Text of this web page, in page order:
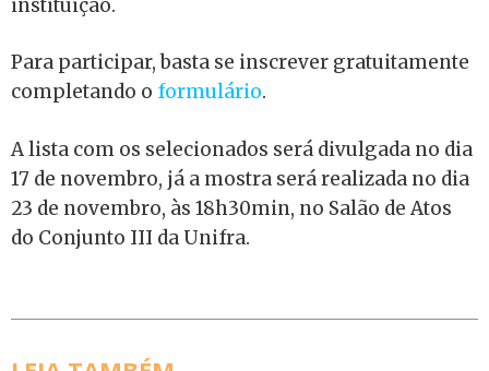
instituição.
Para participar, basta se inscrever gratuitamente
completando o formulário.
A lista com os selecionados será divulgada no dia
17 de novembro, já a mostra será realizada no dia
23 de novembro, às 18h30min, no Salão de Atos
do Conjunto III da Unifra.